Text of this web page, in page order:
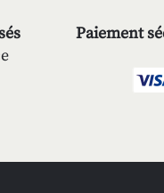
Paiement